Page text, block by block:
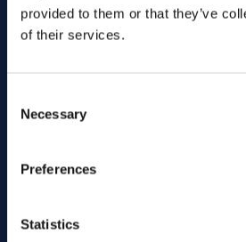
provided to them or that they’ve
of their services.
Selection
Necessary
Preferences
Statistics